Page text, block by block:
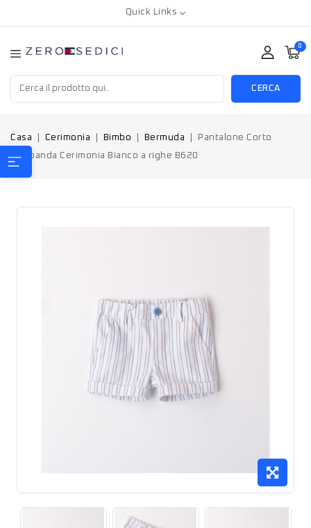
Quick Links
0
CERCA
Casa Cerimonia Bimbo Bermuda
Pantalone Corto
Minibanda Cerimonia Bianco a righe B620